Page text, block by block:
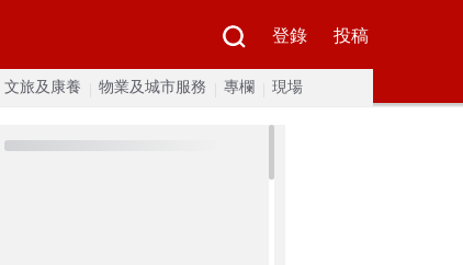
登錄 投稿
文旅及康養 物業及城市服務 專欄 現場